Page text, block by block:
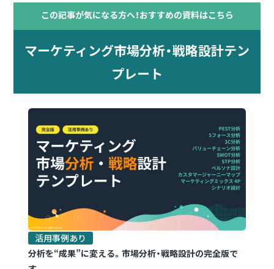
この記事が気になる方へ！おすすめの資料はこちら
マーケティング市場分析・戦略設計テン
プレート
活用事例あり
分析を“成果”に変える。市場分析・戦略設計の完全版で